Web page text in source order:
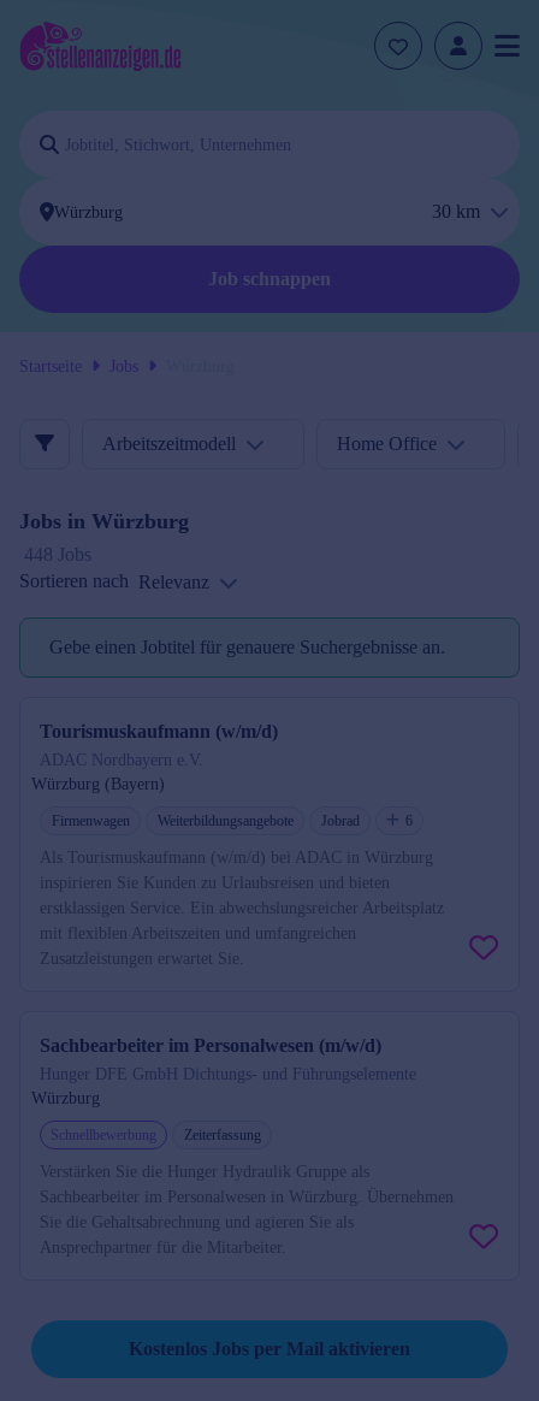
30 km
Job schnappen
Startseite Jobs
Arbeitszeitmodell Home Office
Jobs in Würzburg
448 Jobs
Sortieren nach Relevanz
Gebe einen Jobtitel für genauere Suchergebnisse an.
Tourismuskaufmann (w/m/d)
ADAC Nordbayern e.V.
Würzburg (Bayern)
Firmenwagen Weiterbildungsangebote Jobrad 6
Als Tourismuskaufmann (w/m/d) bei ADAC in Würzburg
inspirieren Sie Kunden zu Urlaubsreisen und bieten
erstklassigen Service. Ein abwechslungsreicher Arbeitsplatz
mit flexiblen Arbeitszeiten und umfangreichen
Zusatzleistungen erwartet Sie.
Sachbearbeiter im Personalwesen (m/w/d)
Hunger DFE GmbH Dichtungs- und Führungselemente
Würzburg
Schnellbewerbung Zeiterfassung
Verstärken Sie die Hunger Hydraulik Gruppe als
Sachbearbeiter im Personalwesen in Würzburg. Übernehmen
Sie die Gehaltsabrechnung und agieren Sie als
Ansprechpartner für die Mitarbeiter.
Kostenlos Jobs per Mail aktivieren